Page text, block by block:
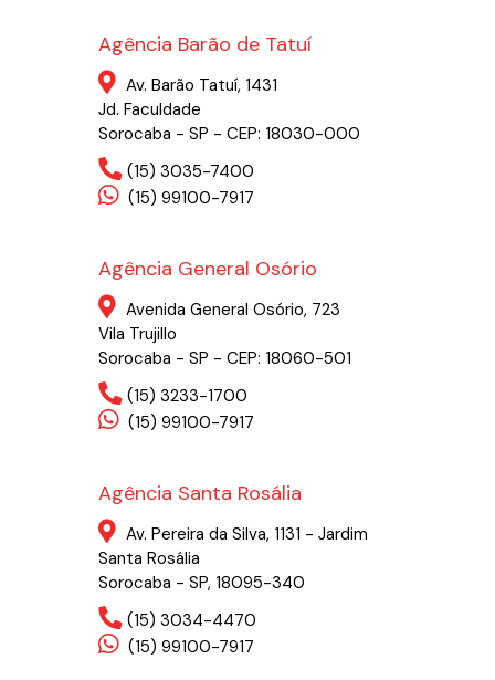
Agência Barão de Tatuí
Av. Barão Tatuí, 1431
Jd. Faculdade
Sorocaba - SP - CEP: 18030-000
(15) 3035-7400
(15) 99100-7917
Agência General Osório
Avenida General Osório, 723
Vila Trujillo
Sorocaba - SP - CEP: 18060-501
(15) 3233-1700
(15) 99100-7917
Agência Santa Rosália
Av. Pereira da Silva, 1131 - Jardim
Santa Rosália
Sorocaba - SP, 18095-340
(15) 3034-4470
(15) 99100-7917